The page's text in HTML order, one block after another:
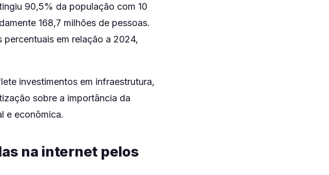
90,5% da população com 10
168,7 milhões de pessoas.
em relação a 2024,
investimentos em infraestrutura,
sobre a importância da
e econômica.
na internet pelos